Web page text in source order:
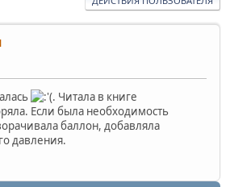
. Читала в книге
Если была необходимость
баллон, добавляла
давления.